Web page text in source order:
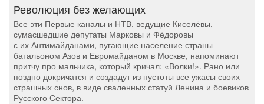
Революция без желающих
Все эти Первые каналы и НТВ, ведущие Киселёвы,
сумасшедшие депутаты Марковы и Фёдоровы
с их Антимайданами, пугающие население страны
батальоном Азов и Евромайданом в Москве, напоминают
притчу про мальчика, который кричал: «Волки!». Рано или
поздно докричатся и создадут из пустоты все ужасы своих
страшных снов, в виде сваленных статуй Ленина и боевиков
Русского Сектора.